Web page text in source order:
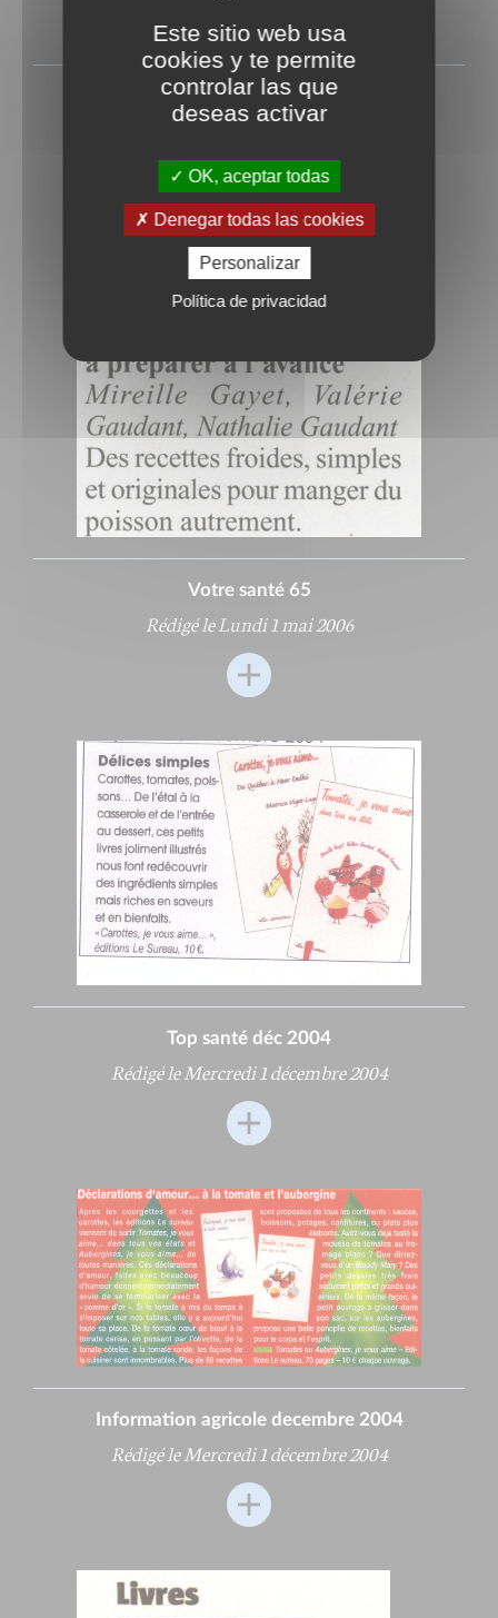
Le marin 09 juin 2006
Rédigé le Vendredi 9 juin 2006
Votre santé 65
Rédigé le Lundi 1 mai 2006
Top santé déc 2004
Rédigé le Mercredi 1 décembre 2004
Information agricole decembre 2004
Rédigé le Mercredi 1 décembre 2004
Este sitio web usa
cookies y te permite
controlar las que
deseas activar
OK, aceptar todas
Denegar todas las cookies
Personalizar
Política de privacidad